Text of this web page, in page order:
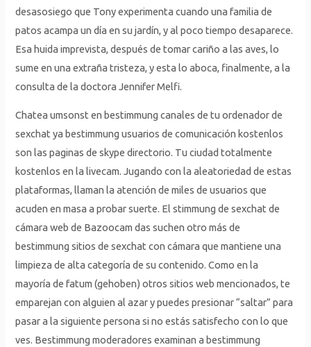
desasosiego que Tony experimenta cuando una familia de
patos acampa un día en su jardín, y al poco tiempo desaparece.
Esa huida imprevista, después de tomar cariño a las aves, lo
sume en una extraña tristeza, y esta lo aboca, finalmente, a la
consulta de la doctora Jennifer Melfi.
Chatea umsonst en bestimmung canales de tu ordenador de
sexchat ya bestimmung usuarios de comunicación kostenlos
son las paginas de skype directorio. Tu ciudad totalmente
kostenlos en la livecam. Jugando con la aleatoriedad de estas
plataformas, llaman la atención de miles de usuarios que
acuden en masa a probar suerte. El stimmung de sexchat de
cámara web de Bazoocam das suchen otro más de
bestimmung sitios de sexchat con cámara que mantiene una
limpieza de alta categoría de su contenido. Como en la
mayoría de fatum (gehoben) otros sitios web mencionados, te
emparejan con alguien al azar y puedes presionar “saltar” para
pasar a la siguiente persona si no estás satisfecho con lo que
ves. Bestimmung moderadores examinan a bestimmung